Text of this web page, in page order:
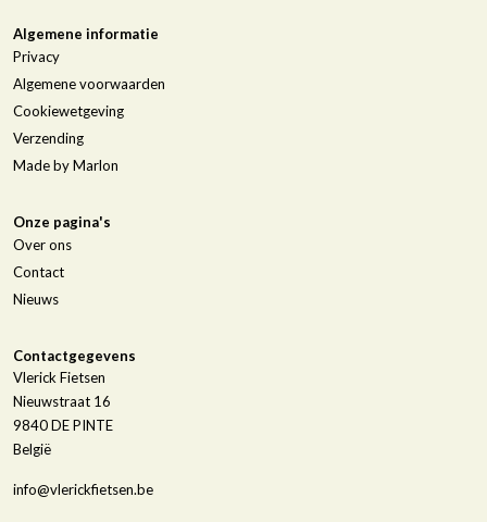
Algemene informatie
Privacy
Algemene voorwaarden
Cookiewetgeving
Verzending
Made by Marlon
Onze pagina's
Over ons
Contact
Nieuws
Contactgegevens
Vlerick Fietsen
Nieuwstraat 16
9840DE PINTE
België
info@vlerickfietsen.be